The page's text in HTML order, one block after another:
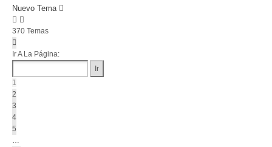
Nuevo Tema
370 Temas
1
15
Ir A La Página:
1
2
3
4
5
…